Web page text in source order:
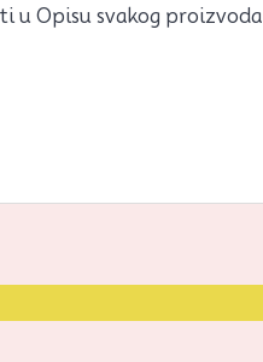
u Opisu svakog proizvoda